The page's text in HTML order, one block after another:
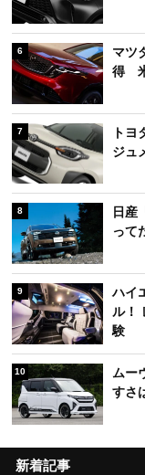
6
マツ
得
7
ト
ジュ
8
日産
って
9
ハイ
ル！
験
10
ムー
すさ
新着記事